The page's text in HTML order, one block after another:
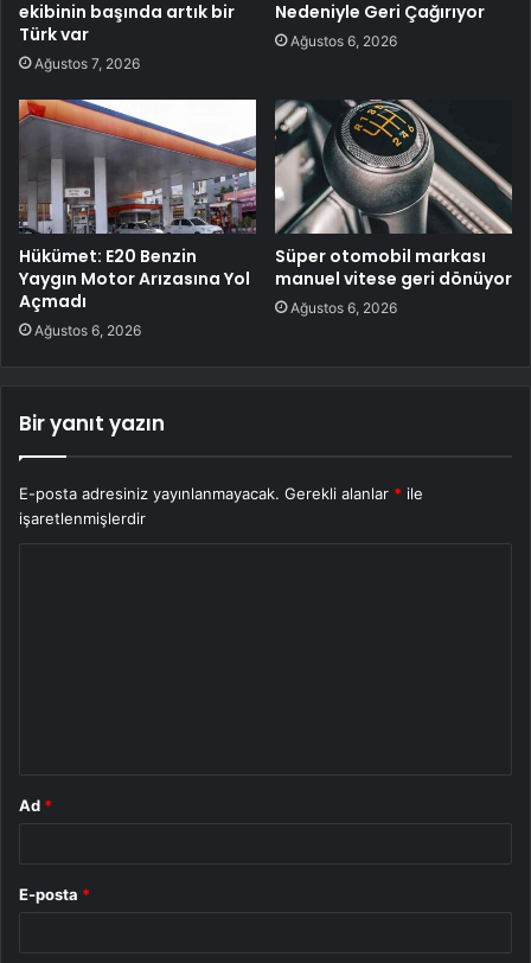
ekibinin başında artık bir
Türk var
Ağustos 7, 2026
Nedeniyle Geri Çağırıyor
Ağustos 6, 2026
Hükümet: E20 Benzin
Yaygın Motor Arızasına Yol
Açmadı
Ağustos 6, 2026
Süper otomobil markası
manuel vitese geri dönüyor
Ağustos 6, 2026
Bir yanıt yazın
E-posta adresiniz yayınlanmayacak. Gerekli alanlar * ile
işaretlenmişlerdir
Ad *
E-posta *